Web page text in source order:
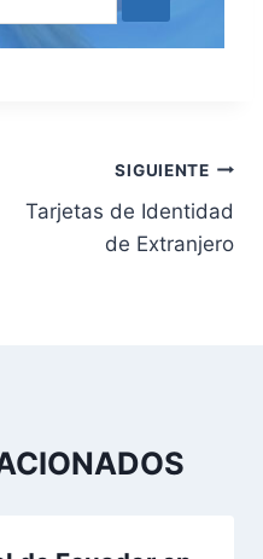
SIGUIENTE
Tarjetas de Identidad
de Extranjero